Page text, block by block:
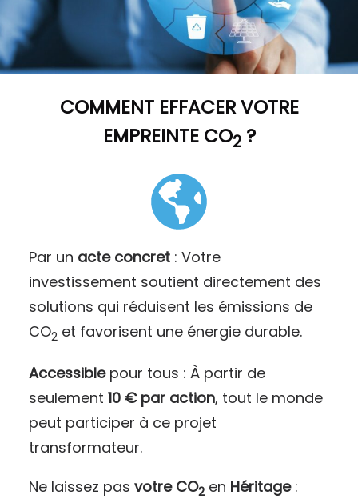
COMMENT EFFACER VOTRE
EMPREINTE CO2?
Par un acte concret: Votre
investissement soutient directement des
solutions qui réduisent les émissions de
CO2 et favorisent une énergie durable.
Accessiblepour tous : À partir de
seulement 10 € par action, tout le monde
peut participer à ce projet
transformateur.
Ne laissez pas votre CO2en Héritage: